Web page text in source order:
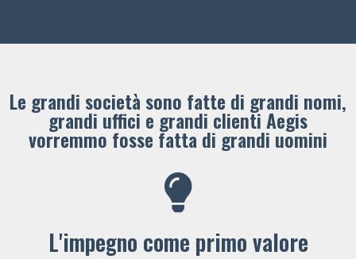
Le grandi società sono fatte di grandi nomi,
grandi uffici e grandi clienti ​Aegis
vorremmo fosse fatta di grandi uomini
L'impegno come primo valore